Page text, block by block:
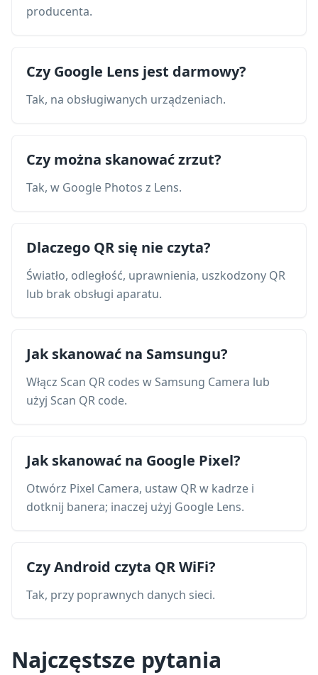
producenta.
Czy Google Lens jest darmowy?
Tak, na obsługiwanych urządzeniach.
Czy można skanować zrzut?
Tak, w Google Photos z Lens.
Dlaczego QR się nie czyta?
Światło, odległość, uprawnienia, uszkodzony QR
lub brak obsługi aparatu.
Jak skanować na Samsungu?
Włącz Scan QR codes w Samsung Camera lub
użyj Scan QR code.
Jak skanować na Google Pixel?
Otwórz Pixel Camera, ustaw QR w kadrze i
dotknij banera; inaczej użyj Google Lens.
Czy Android czyta QR WiFi?
Tak, przy poprawnych danych sieci.
Najczęstsze pytania